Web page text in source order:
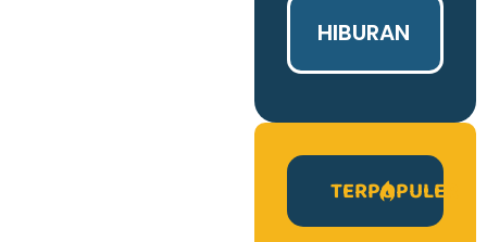
HIBURAN
TERPOPULER